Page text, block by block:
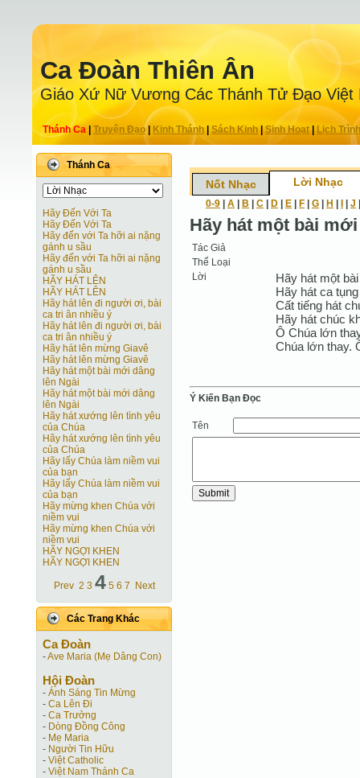
Ca Ðoàn Thiên Ân
Giáo Xứ Nữ Vương Các Thánh Tử Ðạo Việt
Thánh Ca Truyện Ðạo| Kinh Thánh Sách Kinh|Sinh Hoạt| Lịch Trình
Thánh Ca
Hãy Đến Với Ta
Hãy Đến Với Ta
Hãy đến với Ta hỡi ai nặng
gánh u sầu
Hãy đến với Ta hỡi ai nặng
gánh u sầu
HÃY HÁT LÊN
HÃY HÁT LÊN
Hãy hát lên đi người ơi, bài
ca tri ân nhiều ý
Hãy hát lên đi người ơi, bài
ca tri ân nhiều ý
Hãy hát lên mừng Giavê
Hãy hát lên mừng Giavê
Hãy hát một bài mới dâng
lên Ngài
Hãy hát một bài mới dâng
lên Ngài
Hãy hát xướng lên tình yêu
của Chúa
Hãy hát xướng lên tình yêu
của Chúa
Hãy lấy Chúa làm niềm vui
của bạn
Hãy lấy Chúa làm niềm vui
của bạn
Hãy mừng khen Chúa với
niềm vui
Hãy mừng khen Chúa với
niềm vui
HÃY NGỢI KHEN
HÃY NGỢI KHEN
Prev 2 3 4 5 6 7 Next
Các Trang Khác
Ca Ðoàn
-Ave Maria (Mẹ Dâng Con)
Hội Ðoàn
- Ánh Sáng Tin Mừng
- Ca Lên Đi
- Ca Trưởng
- Dòng Đồng Công
- Mẹ Maria
- Người Tin Hữu
- Việt Catholic
- Việt Nam Thánh Ca
Nốt Nhạc Lời Nhạc
0-9 A B C D E F G H J
Hãy hát một bài
Tác Giả
Thể Loại
Lời
Hãy hát một
Hãy hát ca
Cất tiếng hát
Hãy hát chúc
Ô Chúa lớn
Chúa lớn thay.
Ý Kiến Bạn Ðọc
Tên